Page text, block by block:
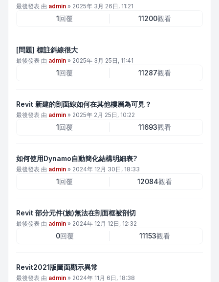
最後發表 由 admin » 2025年 3月 26日, 11:21
1回覆 11200觀看
[問題] 標註斜線很大
最後發表 由 admin » 2025年 3月 25日, 11:41
1回覆 11287觀看
Revit 新建的剖面線如何在其他樓層為可見？
最後發表 由 admin » 2025年 2月 25日, 10:22
1回覆 11693觀看
如何使用Dynamo自動簡化結構明細表?
最後發表 由 admin » 2024年 12月 30日, 18:33
1回覆 12084觀看
Revit 部分元件(族)無法在剖面框被剖切
最後發表 由 admin » 2024年 12月 12日, 12:32
0回覆 11153觀看
Revit2021版圖面顯示異常
最後發表 由 admin » 2024年 11月 6日, 18:38